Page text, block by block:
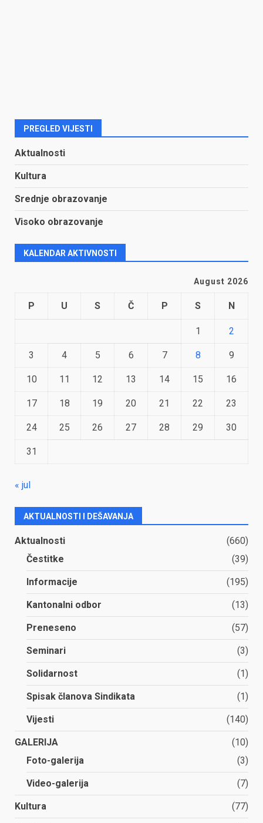
PREGLED VIJESTI
Aktualnosti
Kultura
Srednje obrazovanje
Visoko obrazovanje
KALENDAR AKTIVNOSTI
August 2026
P U S Č P S N
1 2
3 4 5 6 7 8 9
10 11 12 13 14 15 16
17 18 19 20 21 22 23
24 25 26 27 28 29 30
31
« jul
AKTUALNOSTI I DEŠAVANJA
Aktualnosti
(660)
Čestitke
(39)
Informacije (195)
Kantonalni odbor (13)
Preneseno (57)
Seminari (3)
Solidarnost (1)
Spisak članova Sindikata (1)
Vijesti (140)
GALERIJA
(10)
Foto-galerija
(3)
Video-galerija (7)
Kultura (77)